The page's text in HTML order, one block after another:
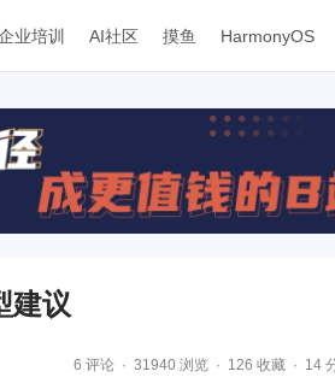
业培训 AI社区 摸鱼 HarmonyOS
建议
6 评论 31940 浏览 126 收藏 14